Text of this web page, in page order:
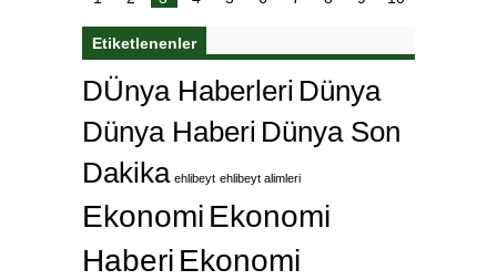
Etiketlenenler
DÜnya Haberleri Dünya
Dünya Haberi Dünya Son
Dakika ehlibeyt ehlibeyt alimleri
Ekonomi Ekonomi
Haberi Ekonomi